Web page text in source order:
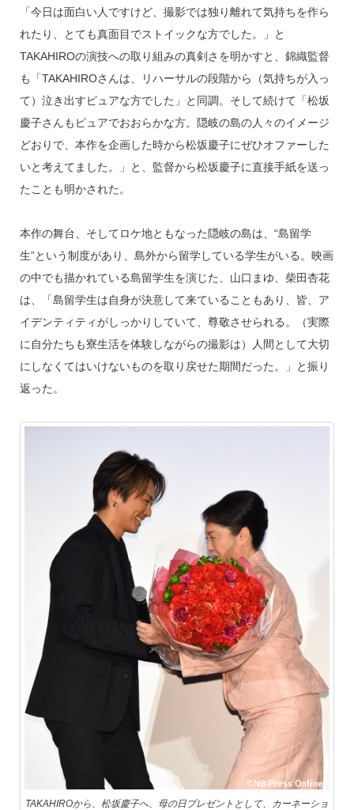
「今日は面白い人ですけど、撮影では独り離れて気持ちを作ら
れたり、とても真面目でストイックな方でした。」と
TAKAHIROの演技への取り組みの真剣さを明かすと、錦織監督
も「TAKAHIROさんは、リハーサルの段階から（気持ちが入っ
て）泣き出すピュアな方でした」と同調。そして続けて「松坂
慶子さんもピュアでおおらかな方。隠岐の島の人々のイメージ
どおりで、本作を企画した時から松坂慶子にぜひオファーした
いと考えてました。」と、監督から松坂慶子に直接手紙を送っ
たことも明かされた。
本作の舞台、そしてロケ地ともなった隠岐の島は、“島留学
生”という制度があり、島外から留学している学生がいる。映画
の中でも描かれている島留学生を演じた、山口まゆ、柴田杏花
は、「島留学生は自身が決意して来ていることもあり、皆、ア
イデンティティがしっかりしていて、尊敬させられる。（実際
に自分たちも寮生活を体験しながらの撮影は）人間として大切
にしなくてはいけないものを取り戻せた期間だった。」と振り
返った。
TAKAHIROから、松坂慶子へ、母の日プレゼントとして、カーネーショ